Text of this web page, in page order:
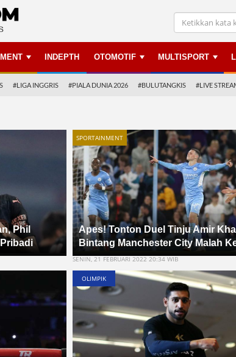
INDEPTH OTOMOTIF MULTISPORT
#LIGA INGGRIS #PIALA DUNIA 2026 #BULUTANGKIS #LIVE
Phil
SPORTAINMENT
Apes! Tonton Duel Tinju Amir
Bintang Manchester City Malah
SENIN, 21 FEBRUARI 2022 20:34 WIB
OLIMPIK